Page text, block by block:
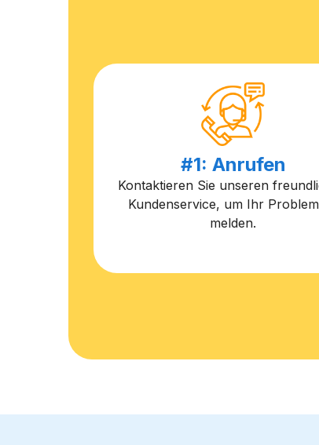
#1: Anrufen
Kontaktieren Sie unseren
Kundenservice, um Ihr
melden.